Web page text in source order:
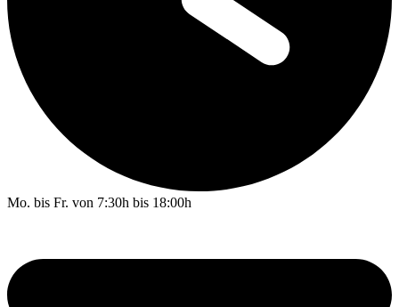
Mo. bis Fr. von 7:30h bis 18:00h